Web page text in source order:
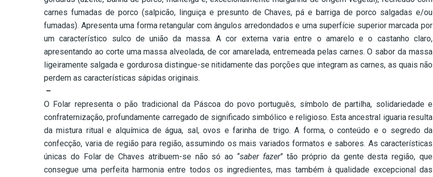
carnes fumadas de porco (salpicão, linguiça e presunto de Chaves, pá e barriga de porco salgadas e/ou
fumadas). Apresenta uma forma retangular com ângulos arredondados e uma superfície superior marcada por
um característico sulco de união da massa. A cor externa varia entre o amarelo e o castanho claro,
apresentando ao corte uma massa alveolada, de cor amarelada, entremeada pelas carnes. O sabor da massa
ligeiramente salgada e gordurosa distingue-se nitidamente das porções que integram as carnes, as quais não
perdem as características sápidas originais.
–
O Folar representa o pão tradicional da Páscoa do povo português, símbolo de partilha, solidariedade e
confraternização, profundamente carregado de significado simbólico e religioso. Esta ancestral iguaria resulta
da mistura ritual e alquímica de água, sal, ovos e farinha de trigo. A forma, o conteúdo e o segredo da
confecção, varia de região para região, assumindo os mais variados formatos e sabores. As características
únicas do Folar de Chaves atribuem-se não só ao “saber fazer” tão próprio da gente desta região, que
consegue uma perfeita harmonia entre todos os ingredientes, mas também à qualidade excepcional das